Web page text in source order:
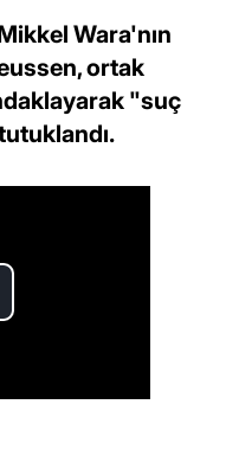
Wara'nın
ortak
"suç